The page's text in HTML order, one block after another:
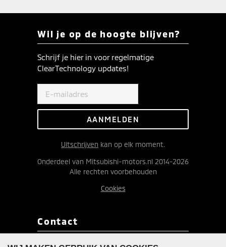
Wil je op de hoogte blijven?
Schrijf je hier in voor regelmatige
ClearTechnology updates!
Uitschrijven kan op elk moment.
Onderdeel van Mitsubishi-motors.nl 2014-2026
Alle rechten voorbehouden
Cookies
Contact
Redactie ClearTechnology